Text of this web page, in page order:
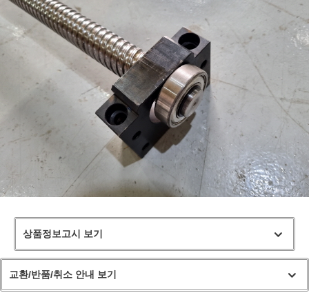
상품정보고시 보기
교환/반품/취소 안내 보기